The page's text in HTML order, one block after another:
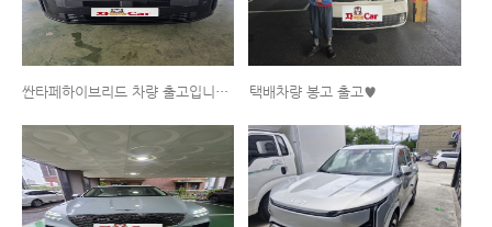
싼타페하이브리드 차량 출고입니다^^ 택배차량 봉고 출고♥